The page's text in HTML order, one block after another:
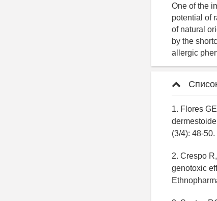
One of the
potential of
of natural
by the
allergic
1. Flores
(3/4): 48-50.
2. Crespo
genotoxic